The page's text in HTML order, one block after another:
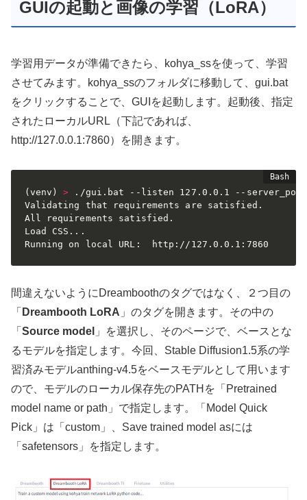
GUIの起動と画像の学習（LoRA）
学習用データが準備できたら、kohya_ssを使って、学習
させてみます。kohya_ssのフォルダに移動して、gui.bat
をクリックすることで、GUIを起動します。起動後、指定
されたローカルURL（下記であれば、
http://127.0.0.1:7860）を開きます。
(venv ) > ./gui.bat --listen 127.0.0.1 --server_port
Validating that requirements are satisfied.
All requirements satisfied.
Load CSS .. .
Running on local URL:  http://127.0.0.1:7860
間違えないようにDreamboothのタグではなく、２つ目の
「 Dreambooth LoRA 」のタグを開きます。その中の
「 Source model 」を選択し、そのページで、ベースとな
るモデルを指定します。今回、Stable Diffusion1.5系の学
習済みモデルanthing-v4.5をベースモデルとして用います
ので、モデルのローカル保存先のPATHを「Pretrained
model name or path」で指定します。「Model Quick
Pick」は「custom」、Save trained model asには
「safetensors」を指定します。